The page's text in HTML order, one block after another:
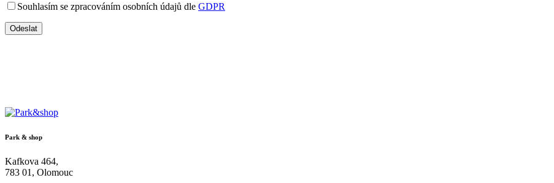
Souhlasím se zpracováním osobních údajů dle GDPR
Odeslat
Park & shop
Kafkova 464,
783 01, Olomouc